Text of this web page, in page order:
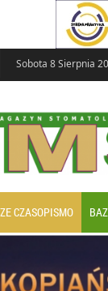
Sobota 8 Sierpnia
CZASOPISMO